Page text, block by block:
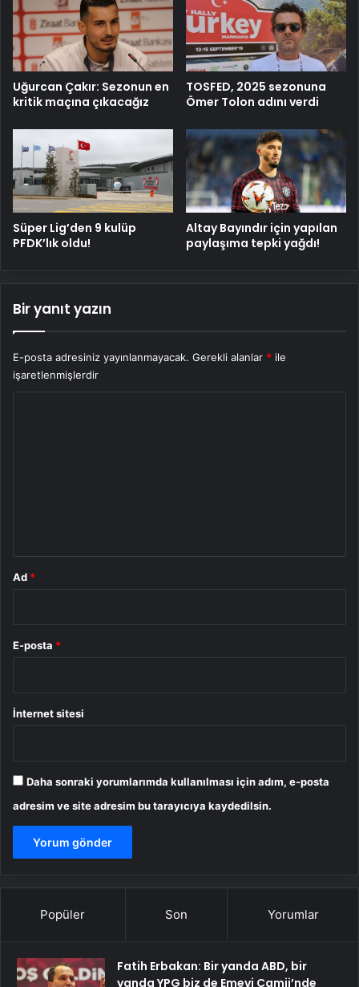
Uğurcan Çakır: Sezonun en
kritik maçına çıkacağız
TOSFED, 2025 sezonuna
Ömer Tolon adını verdi
Süper Lig’den 9 kulüp
PFDK’lık oldu!
Altay Bayındır için yapılan
paylaşıma tepki yağdı!
Bir yanıt yazın
E-posta adresiniz yayınlanmayacak. Gerekli alanlar * ile
işaretlenmişlerdir
Ad *
E-posta *
İnternet sitesi
Daha sonraki yorumlarımda kullanılması için adım, e-posta
adresim ve site adresim bu tarayıcıya kaydedilsin.
Popüler Son Yorumlar
Fatih Erbakan: Bir yanda ABD, bir
yanda YPG biz de Emevi Camii’nde